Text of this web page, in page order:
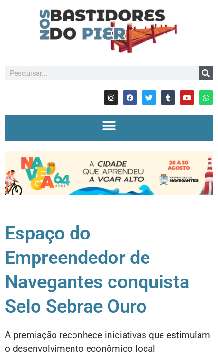
Espaço do
Empreendedor de
Navegantes conquista
Selo Sebrae Ouro
A premiação reconhece iniciativas que estimulam
o desenvolvimento econômico local